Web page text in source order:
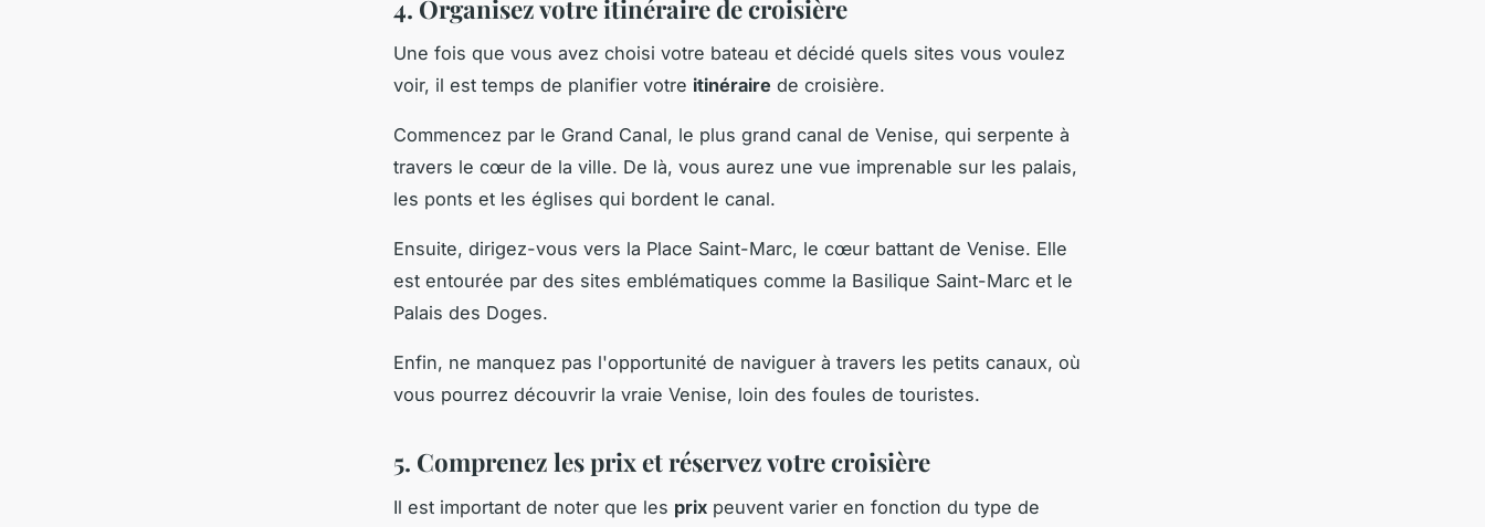
4. Organisez votre itinéraire de croisière
Une fois que vous avez choisi votre bateau et décidé quels sites vous voulez
voir, il est temps de planifier votre itinéraire de croisière.
Commencez par le Grand Canal, le plus grand canal de Venise, qui serpente à
travers le cœur de la ville. De là, vous aurez une vue imprenable sur les palais,
les ponts et les églises qui bordent le canal.
Ensuite, dirigez-vous vers la Place Saint-Marc, le cœur battant de Venise. Elle
est entourée par des sites emblématiques comme la Basilique Saint-Marc et le
Palais des Doges.
Enfin, ne manquez pas l'opportunité de naviguer à travers les petits canaux, où
vous pourrez découvrir la vraie Venise, loin des foules de touristes.
5. Comprenez les prix et réservez votre croisière
Il est important de noter que les prix peuvent varier en fonction du type de